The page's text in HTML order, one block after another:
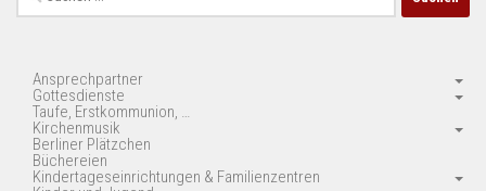
nach:
Ansprechpartner
Gottesdienste
Taufe, Erstkommunion, …
Kirchenmusik
Berliner Plätzchen
Büchereien
Kindertageseinrichtungen & Familienzentren